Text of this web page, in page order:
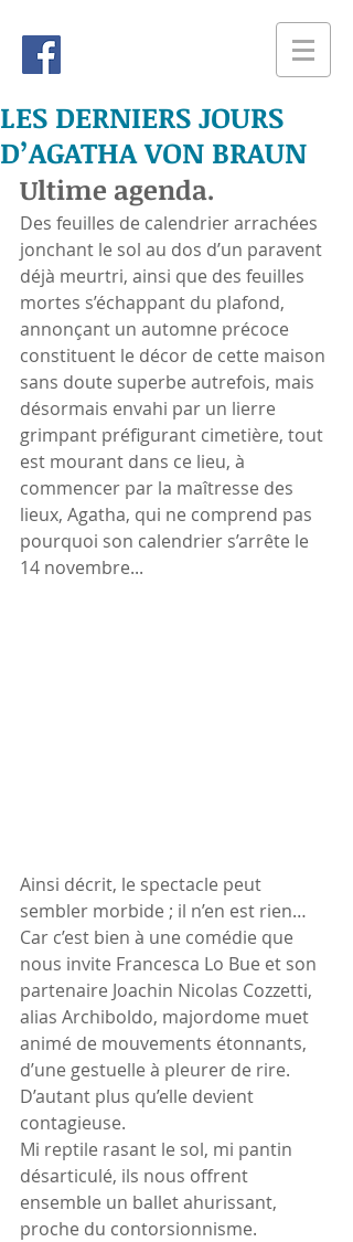
LES DERNIERS JOURS
D’AGATHA VON BRAUN
Ultime agenda.
Des feuilles de calendrier arrachées
jonchant le sol au dos d’un paravent
déjà meurtri, ainsi que des feuilles
mortes s’échappant du plafond,
annonçant un automne précoce
constituent le décor de cette maison
sans doute superbe autrefois, mais
désormais envahi par un lierre
grimpant préfigurant cimetière, tout
est mourant dans ce lieu, à
commencer par la maîtresse des
lieux, Agatha, qui ne comprend pas
pourquoi son calendrier s’arrête le
14 novembre...
Ainsi décrit, le spectacle peut
sembler morbide ; il n’en est rien…
Car c’est bien à une comédie que
nous invite Francesca Lo Bue et son
partenaire Joachin Nicolas Cozzetti,
alias Archiboldo, majordome muet
animé de mouvements étonnants,
d’une gestuelle à pleurer de rire.
D’autant plus qu’elle devient
contagieuse.
Mi reptile rasant le sol, mi pantin
désarticulé, ils nous offrent
ensemble un ballet ahurissant,
proche du contorsionnisme.